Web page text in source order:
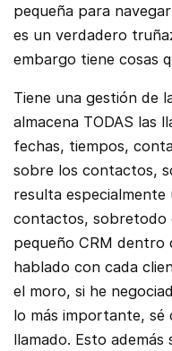
pequeña para
es un verdadero
embargo tiene cosas
Tiene una gestión de
almacena TODAS las
fechas, tiempos,
sobre los contactos,
resulta
contactos, sobretodo
pequeño CRM dentro
hablado con cada
el moro, si he
lo más importante, sé
llamado. Esto además